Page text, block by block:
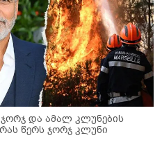
და ამალ კლუნების
წერს ჯორჯ კლუნი